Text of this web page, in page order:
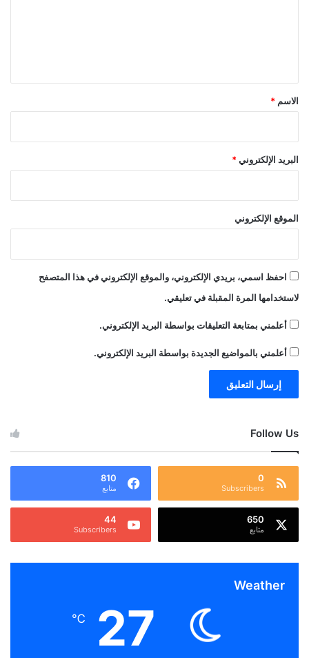
*
الاسم *
البريد الإلكتروني*
الموقع الإلكتروني
احفظ اسمي، بريدي الإلكتروني، والموقع الإلكتروني في هذا المتصفح
لاستخدامها المرة المقبلة في تعليقي.
أعلمني بمتابعة التعليقات بواسطة البريد الإلكتروني.
أعلمني بالمواضيع الجديدة بواسطة البريد الإلكتروني.
Follow Us
0
Subscribers
810
متابع
650
متابع
44
Subscribers
Weather
27
℃